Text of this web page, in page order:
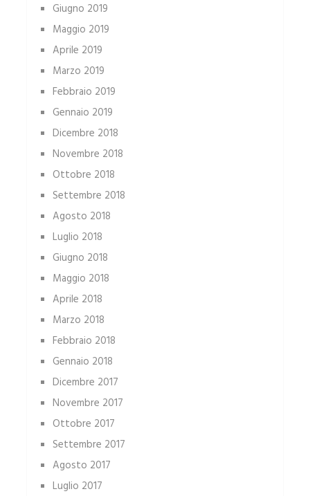
Giugno 2019
Maggio 2019
Aprile 2019
Marzo 2019
Febbraio 2019
Gennaio 2019
Dicembre 2018
Novembre 2018
Ottobre 2018
Settembre 2018
Agosto 2018
Luglio 2018
Giugno 2018
Maggio 2018
Aprile 2018
Marzo 2018
Febbraio 2018
Gennaio 2018
Dicembre 2017
Novembre 2017
Ottobre 2017
Settembre 2017
Agosto 2017
Luglio 2017